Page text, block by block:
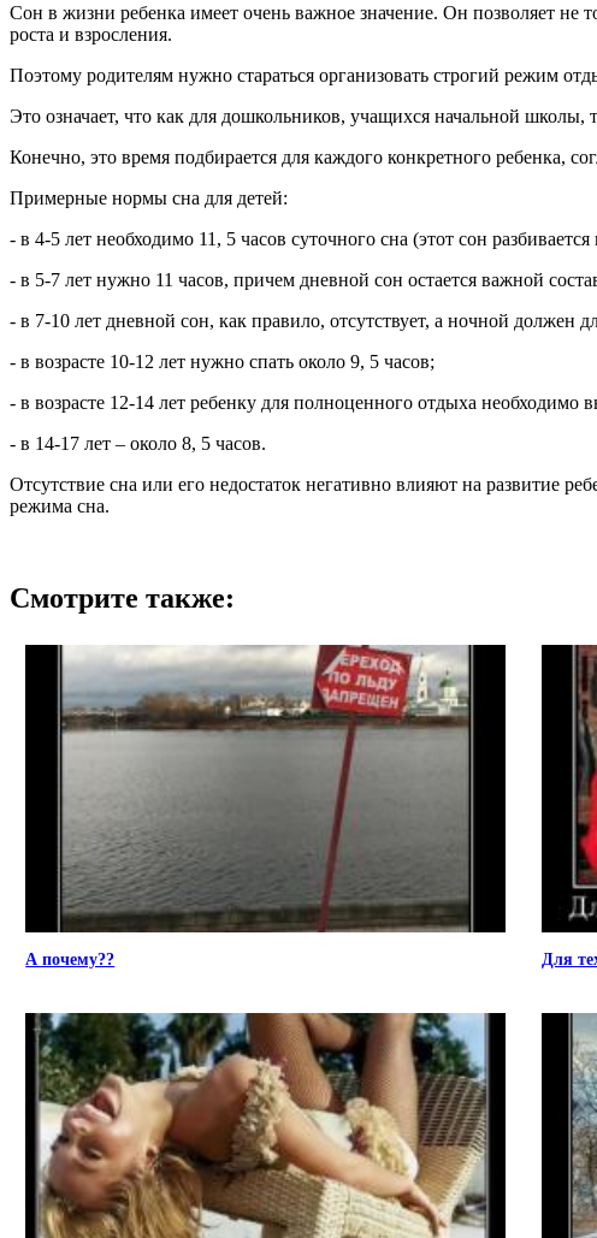
Сон в жизни ребенка имеет очень важное значение. Он позволяет не
роста и взросления.
Поэтому родителям нужно стараться организовать строгий режим
Это означает, что как для дошкольников, учащихся начальной
Конечно, это время подбирается для каждого конкретного ребенка,
Примерные нормы сна для детей:
- в 4-5 лет необходимо 11, 5 часов суточного сна (этот сон
- в 5-7 лет нужно 11 часов, причем дневной сон остается важной
- в 7-10 лет дневной сон, как правило, отсутствует, а ночной должен
- в возрасте 10-12 лет нужно спать около 9, 5 часов;
- в возрасте 12-14 лет ребенку для полноценного отдыха необходимо
- в 14-17 лет – около 8, 5 часов.
Отсутствие сна или его недостаток негативно влияют на развитие
режима сна.
Смотрите также:
А почему?? Для